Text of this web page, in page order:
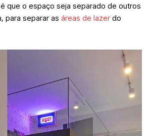
que o espaço seja separado de outros
para separar as áreas de lazer do